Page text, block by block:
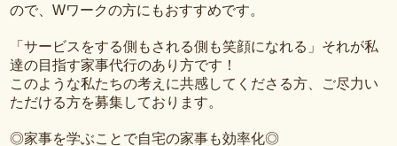
ので、Wワークの方にもおすすめです。
「サービスをする側もされる側も笑顔になれる」それが私
達の目指す家事代行のあり方です！
このような私たちの考えに共感してくださる方、ご尽力い
ただける方を募集しております。
◎家事を学ぶことで自宅の家事も効率化◎